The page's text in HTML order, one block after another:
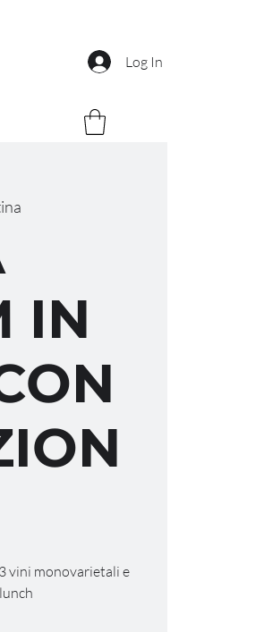
Log In
IN
vini monovarietali e